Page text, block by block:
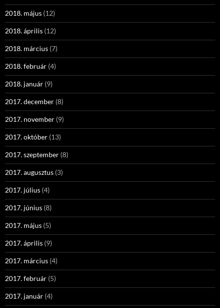
2018. május (12)
2018. április (12)
2018. március (7)
2018. február (4)
2018. január (9)
2017. december (8)
2017. november (9)
2017. október (13)
2017. szeptember (8)
2017. augusztus (3)
2017. július (4)
2017. június (8)
2017. május (5)
2017. április (9)
2017. március (4)
2017. február (5)
2017. január (4)